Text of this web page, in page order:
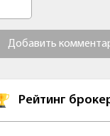
Добавить
Рейтинг